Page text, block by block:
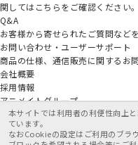
関してはこちらをご確認ください。
Q&A
お客様から寄せられたご質問など
お問い合わせ・ユーザーサポート
商品の仕様、通信販売に関するお
会社概要
採用情報
アニメイトグループ
本サイトでは利用者の利便性向上
ています。
なおCookieの設定はご利用のブラ